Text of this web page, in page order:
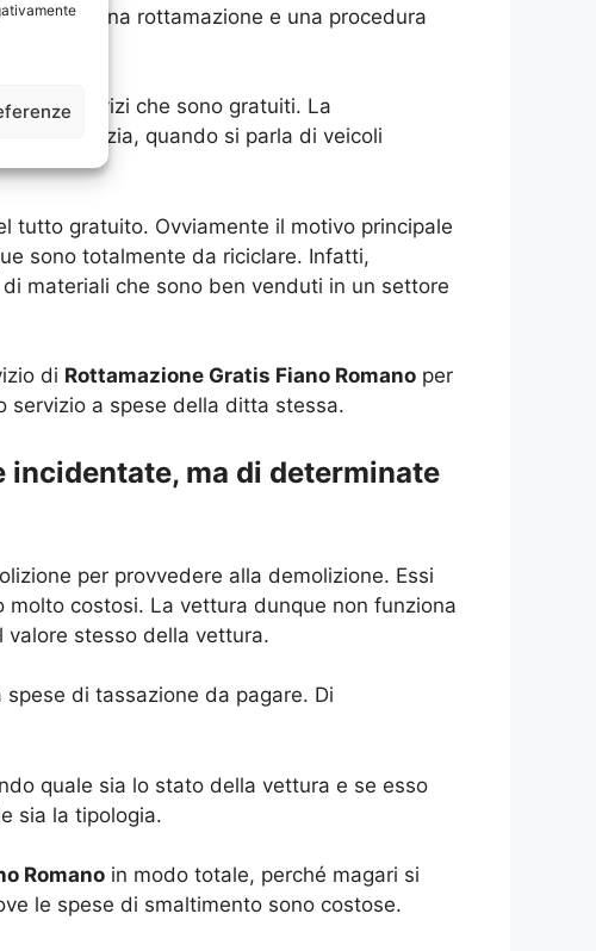
sia poi una rottamazione e una procedura
dei servizi che sono gratuiti. La
notizia, quando si parla di veicoli
tutto gratuito. Ovviamente il motivo principale
sono totalmente da riciclare. Infatti,
materiali che sono ben venduti in un settore
di Rottamazione Gratis Fiano Romano per
servizio a spese della ditta stessa.
incidentate, ma di determinate
per provvedere alla demolizione. Essi
costosi. La vettura dunque non funziona
valore stesso della vettura.
di tassazione da pagare. Di
quale sia lo stato della vettura e se esso
sia la tipologia.
Romano in modo totale, perché magari si
le spese di smaltimento sono costose.